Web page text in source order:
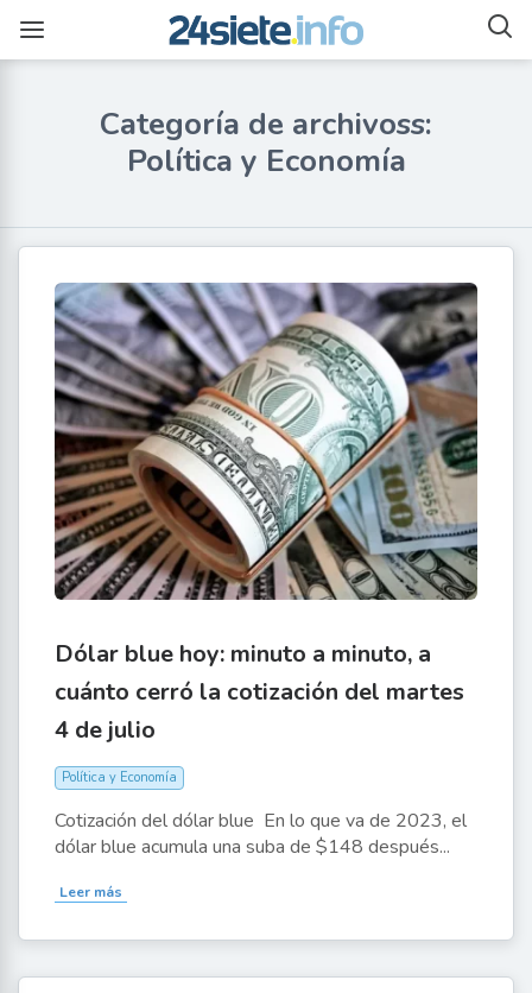
Categoría de archivoss:
Política y Economía
Dólar blue hoy: minuto a minuto, a
cuánto cerró la cotización del martes
4 de julio
Política y Economía
Cotización del dólar blue En lo que va de 2023, el
dólar blue acumula una suba de $148 después...
Leer más